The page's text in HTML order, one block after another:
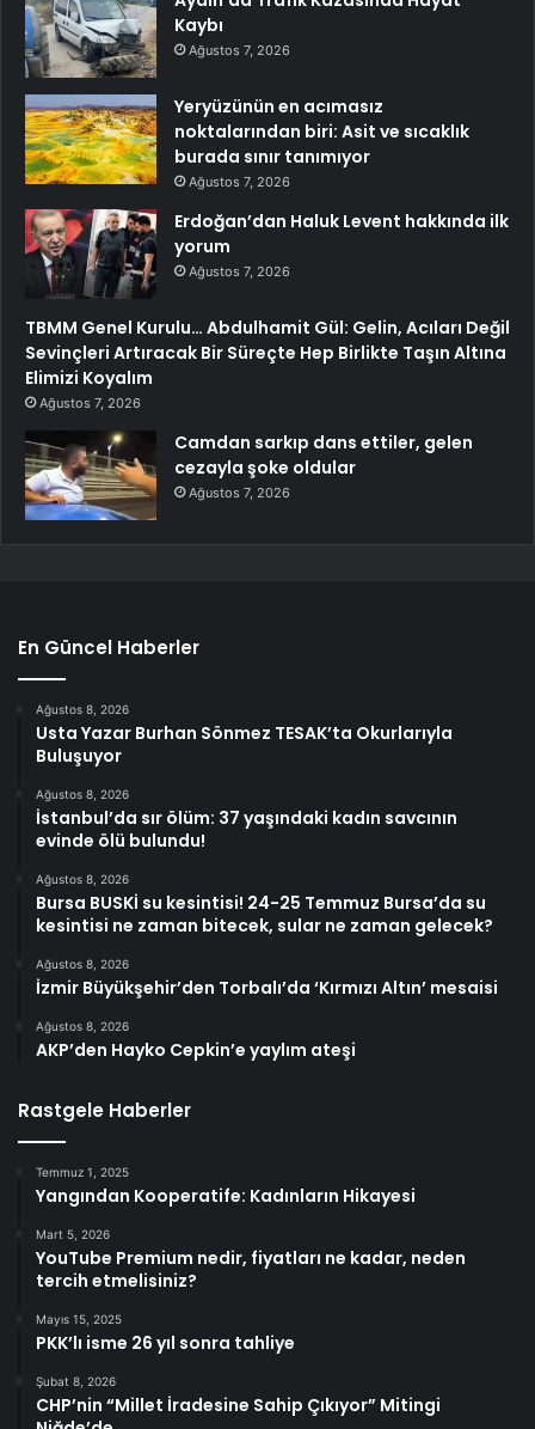
Kaybı
Ağustos 7, 2026
Yeryüzünün en acımasız
noktalarından biri: Asit ve sıcaklık
burada sınır tanımıyor
Ağustos 7, 2026
Erdoğan’dan Haluk Levent hakkında ilk
yorum
Ağustos 7, 2026
TBMM Genel Kurulu… Abdulhamit Gül: Gelin, Acıları Değil
Sevinçleri Artıracak Bir Süreçte Hep Birlikte Taşın Altına
Elimizi Koyalım
Ağustos 7, 2026
Camdan sarkıp dans ettiler, gelen
cezayla şoke oldular
Ağustos 7, 2026
En Güncel Haberler
Ağustos 8, 2026
Usta Yazar Burhan Sönmez TESAK’ta Okurlarıyla
Buluşuyor
Ağustos 8, 2026
İstanbul’da sır ölüm: 37 yaşındaki kadın savcının
evinde ölü bulundu!
Ağustos 8, 2026
Bursa BUSKİ su kesintisi! 24-25 Temmuz Bursa’da su
kesintisi ne zaman bitecek, sular ne zaman gelecek?
Ağustos 8, 2026
İzmir Büyükşehir’den Torbalı’da ‘Kırmızı Altın’ mesaisi
Ağustos 8, 2026
AKP’den Hayko Cepkin’e yaylım ateşi
Rastgele Haberler
Temmuz 1, 2025
Yangından Kooperatife: Kadınların Hikayesi
Mart 5, 2026
YouTube Premium nedir, fiyatları ne kadar, neden
tercih etmelisiniz?
Mayıs 15, 2025
PKK’lı isme 26 yıl sonra tahliye
Şubat 8, 2026
CHP’nin “Millet İradesine Sahip Çıkıyor” Mitingi